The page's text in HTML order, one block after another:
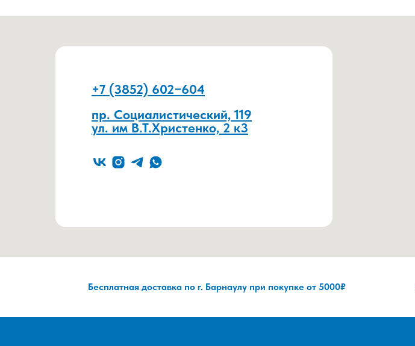
+7 (3852) 602−604
пр. Социалистический, 119
ул. им В.Т.Христенко, 2 к3
Бесплатная доставка по г. Барнаулу при покупке от 5000₽